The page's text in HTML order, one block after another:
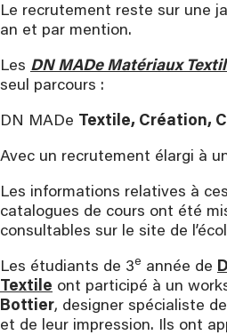
Le recrutement reste sur une
an et par mention.
Les DN MADe Matériaux
seul parcours :
DN MADe Textile, Création,
Avec un recrutement élargi à
Les informations relatives à
catalogues de cours ont été
consultables sur le site de
Les étudiants de 3e année de
Textile ont participé à un
Bottier, designer spécialiste
et de leur impression. Ils ont